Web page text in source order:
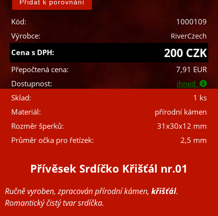
Kód:
1000109
Výrobce:
RiverCzech
Cena s DPH: 200 CZK
Přepočtená cena:
7,91 EUR
Dostupnost:
ihned
Sklad:
1 ks
Materiál:
přírodní kámen
Rozměr šperků:
31x30x12 mm
Průměr očka pro řetízek:
2,5 mm
Přívěsek Srdíčko Křišťál nr.01
Ručně vyroben, zpracován přírodní kámen, křišťál.
Romantický čistý tvar srdíčka.